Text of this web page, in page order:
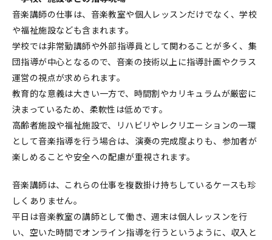
音楽講師の仕事は、音楽教室や個人レッスンだけでなく、学校
や福祉施設なども含まれます。
学校では非常勤講師や外部指導員として関わることが多く、集
団指導が中心となるので、音楽の技術以上に指導計画やクラス
運営の視点が求められます。
教育的な意義は大きい一方で、時間割やカリキュラムが厳密に
決まっているため、柔軟性は低めです。
高齢者施設や福祉施設で、リハビリやレクリエーションの一環
として音楽指導を行う場合は、演奏の完成度よりも、参加者が
楽しめることや安全への配慮が重視されます。
音楽講師は、これらの仕事を複数掛け持ちしているケースも珍
しくありません。
平日は音楽教室の講師として働き、週末は個人レッスンを行
い、空いた時間でオンライン指導を行うというように、収入と